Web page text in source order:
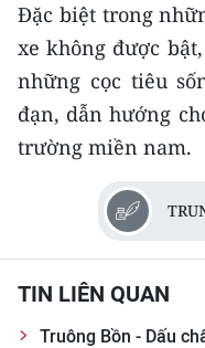
Media Môi trường
Ảnh
Infographic
TIN ĐỊA PHƯƠNG
Trung du và miền
Đặc biệt trong
xe không được
những cọc tiêu
đạn, dẫn hướng
trường miền nam.
TIN LIÊN QUAN
Truông Bồn - Dấu